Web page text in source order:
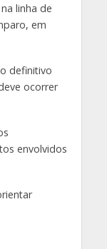
linha de
em
definitivo
ocorrer
envolvidos